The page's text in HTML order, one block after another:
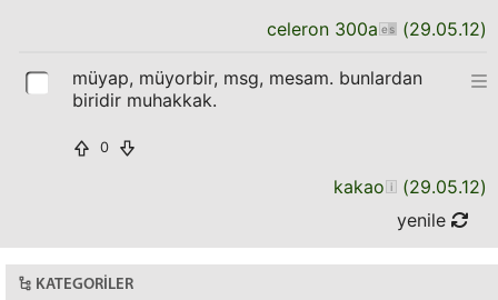
celeron 300a (29.05.12)
müyap, müyorbir, msg, mesam. bunlardan
biridir muhakkak.
0
kakao (29.05.12)
yenile
KATEGORILER